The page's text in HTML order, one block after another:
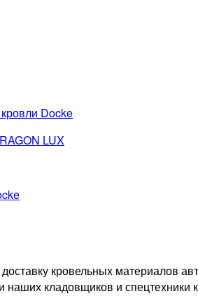
Docke
LUX
кровельных материалов
наших кладовщиков и